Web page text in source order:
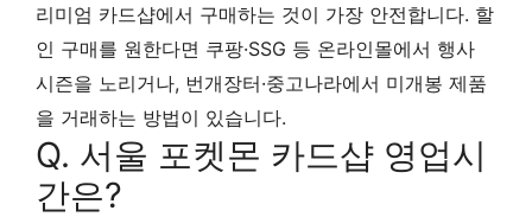
리미엄 카드샵에서 구매하는 것이 가장 안전합니다. 할
인 구매를 원한다면 쿠팡·SSG 등 온라인몰에서 행사
시즌을 노리거나, 번개장터·중고나라에서 미개봉 제품
을 거래하는 방법이 있습니다.
Q. 서울 포켓몬 카드샵 영업시
간은?